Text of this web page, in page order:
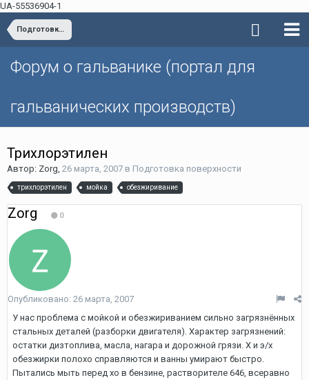
UA-55536904-1
Подготовка поверхности
Форум о гальванике (портал для
гальванических производств)
Трихлорэтилен
Автор: Zorg, 26 марта, 2007 в Подготовка поверхности
трихлорэтилен мойка обезжиривание
Zorg 0
Опубликовано: 26 марта, 2007
У нас проблема с мойкой и обезжириванием сильно загрязнённых
стальных деталей (разборки двигателя). Характер загрязнений:
остатки дизтоплива, масла, нагара и дорожной грязи. Х и э/х
обезжирки полохо справляются и ванны умирают быстро.
Пытались мыть перед хо в бензине, растворителе 646, всеравно